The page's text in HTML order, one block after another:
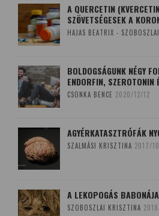
A QUERCETIN
SZÖVETSÉGESEK A
HAJAS BEATRIX -
BOLDOGSÁGUNK NÉGY
ENDORFIN, SZEROTONIN
CSONKA BENCE 2020/12/12
AGYÉRKATASZTRÓFÁK
SZALMÁSI KRISZTINA 2017/
A LEKOPOGÁS BABONÁJA
SZOBOSZLAI KRISZTINA